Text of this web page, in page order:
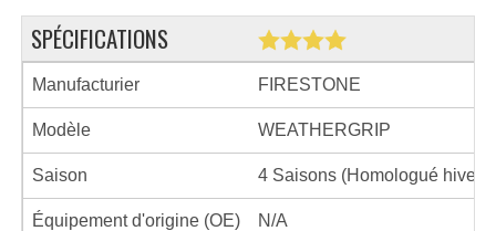
SPÉCIFICATIONS
Manufacturier FIRESTONE
Modèle WEATHERGRIP
Saison 4 Saisons (Homologué hiver)
Équipement d'origine (OE) N/A